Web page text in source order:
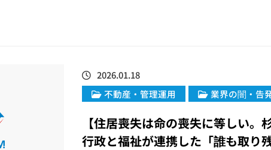
2026.01.18
不動産・管理運用
業界の闇・告
【住居喪失は命の喪失に等しい。
行政と福祉が連携した「誰も取り